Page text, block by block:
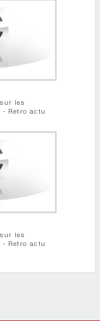
les
- Retro actu
les
- Retro actu